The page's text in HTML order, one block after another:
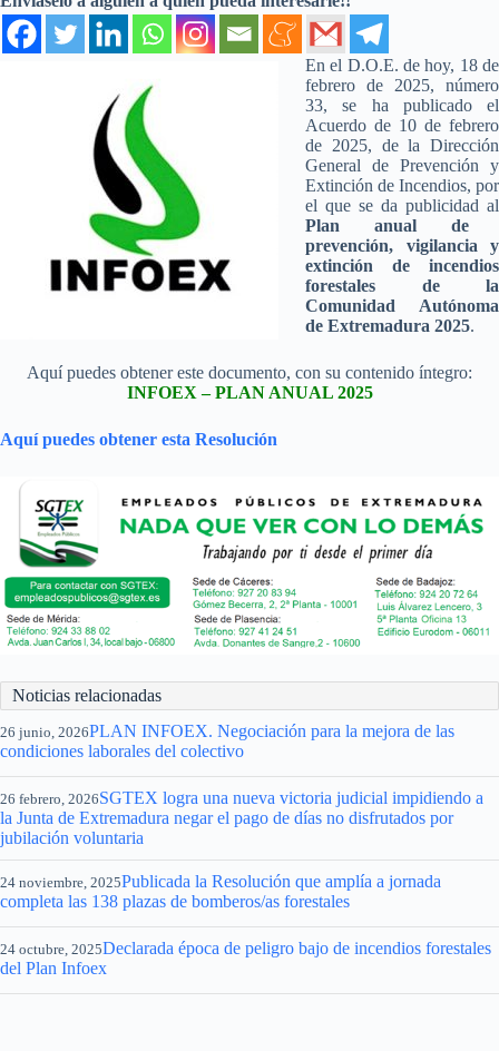
En el D.O.E. de hoy, 18 de
febrero de 2025, número
33, se ha publicado el
Acuerdo de 10 de febrero
de 2025, de la Dirección
General de Prevención y
Extinción de Incendios, por
el que se da publicidad al
Plan anual de
prevención, vigilancia y
extinción de incendios
forestales de la
Comunidad Autónoma
de Extremadura 2025.
Aquí puedes obtener este documento, con su contenido íntegro:
INFOEX – PLAN ANUAL 2025
Aquí puedes obtener esta Resolución
Noticias relacionadas
26 junio, 2026PLAN INFOEX. Negociación para la mejora de las
condiciones laborales del colectivo
26 febrero, 2026SGTEX logra una nueva victoria judicial impidiendo a
la Junta de Extremadura negar el pago de días no disfrutados por
jubilación voluntaria
24 noviembre, 2025Publicada la Resolución que amplía a jornada
completa las 138 plazas de bomberos/as forestales
24 octubre, 2025Declarada época de peligro bajo de incendios forestales
del Plan Infoex